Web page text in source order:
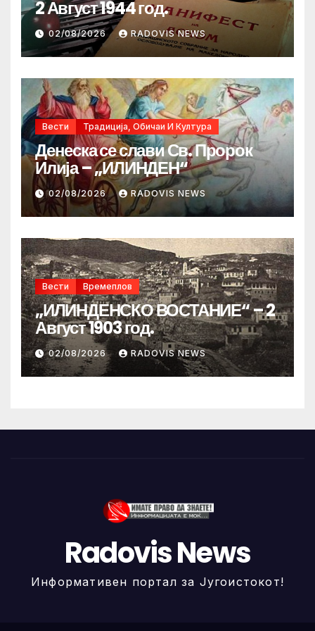
2 Август 1944 год.
02/08/2026 RADOVIS NEWS
Вести Традиција, Обичаи И Култура
Денеска се слави Св. Пророк
Илија – „ИЛИНДЕН“
02/08/2026 RADOVIS NEWS
Вести Времеплов
„ИЛИНДЕНСКО ВОСТАНИЕ“ – 2
Август 1903 год.
02/08/2026 RADOVIS NEWS
Radovis News
Информативен портал за Југоистокот!